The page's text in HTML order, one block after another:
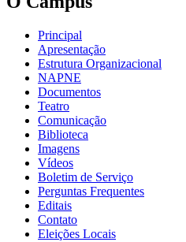
Principal
Apresentação
Estrutura Organizacional
NAPNE
Documentos
Teatro
Comunicação
Biblioteca
Imagens
Vídeos
Boletim de Serviço
Perguntas Frequentes
Editais
Contato
Eleições Locais